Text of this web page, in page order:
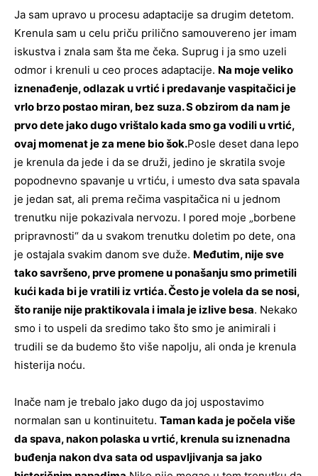
Ja sam upravo u procesu adaptacije sa drugim detetom.
Krenula sam u celu priču prilično samouvereno jer imam
iskustva i znala sam šta me čeka. Suprug i ja smo uzeli
odmor i krenuli u ceo proces adaptacije. Na moje veliko
iznenađenje, odlazak u vrtić i predavanje vaspitačici je
vrlo brzo postao miran, bez suza. S obzirom da nam je
prvo dete jako dugo vrištalo kada smo ga vodili u vrtić,
ovaj momenat je za mene bio šok.Posle deset dana lepo
je krenula da jede i da se druži, jedino je skratila svoje
popodnevno spavanje u vrtiću, i umesto dva sata spavala
je jedan sat, ali prema rečima vaspitačica ni u jednom
trenutku nije pokazivala nervozu. I pored moje „borbene
pripravnosti“ da u svakom trenutku doletim po dete, ona
je ostajala svakim danom sve duže. Međutim, nije sve
tako savršeno, prve promene u ponašanju smo primetili
kući kada bi je vratili iz vrtića. Često je volela da se nosi,
što ranije nije praktikovala i imala je izlive besa. Nekako
smo i to uspeli da sredimo tako što smo je animirali i
trudili se da budemo što više napolju, ali onda je krenula
histerija noću.
Inače nam je trebalo jako dugo da joj uspostavimo
normalan san u kontinuitetu. Taman kada je počela više
da spava, nakon polaska u vrtić, krenula su iznenadna
buđenja nakon dva sata od uspavljivanja sa jako